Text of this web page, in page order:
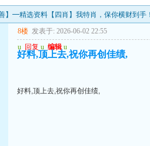
】━精选资料【四肖】我特肖，保你横财到手
8楼 发表于: 2026-06-02 22:55
u 回复 u 编辑 u
好料,顶上去,祝你再创佳绩,
好料,顶上去,祝你再创佳绩,